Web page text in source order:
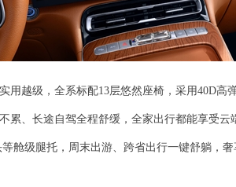
用越级，全系标配13层悠然座椅，采用40D高
累、长途自驾全程舒缓，全家出行都能享受
舱级腿托，周末出游、跨省出行一键舒躺，